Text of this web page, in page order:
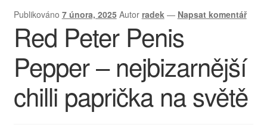
KQL cheatsheet
Zásady ochrany osobních údajů
Publikováno 7 února, 2025 Autor radek — Napsat komentář
Red Peter Penis
Pepper – nejbizarnější
chilli paprička na světě